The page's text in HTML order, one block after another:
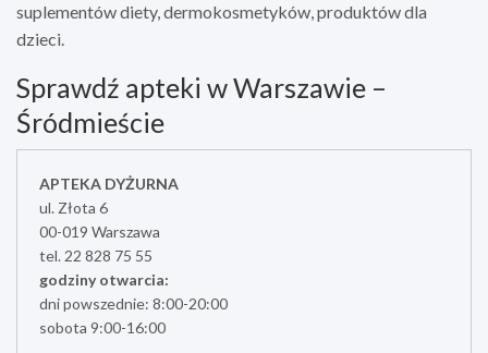
suplementów diety, dermokosmetyków, produktów dla
dzieci.
Sprawdź apteki w Warszawie –
Śródmieście
APTEKA DYŻURNA
ul. Złota 6
00-019 Warszawa
tel. 22 828 75 55
godziny otwarcia:
dni powszednie: 8:00-20:00
sobota 9:00-16:00